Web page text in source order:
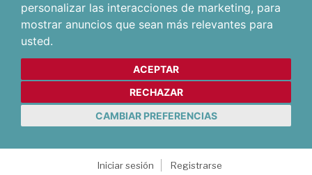
personalizar las interacciones de marketing, para
mostrar anuncios que sean más relevantes para
usted.
ACEPTAR
RECHAZAR
CAMBIAR PREFERENCIAS
Iniciar sesión
Registrarse